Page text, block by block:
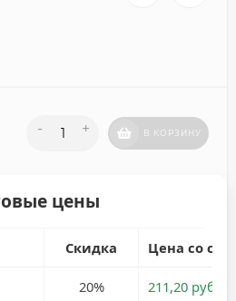
- + В КОРЗИНУ
цены
Скидка Цена со
20% 211,20 руб.